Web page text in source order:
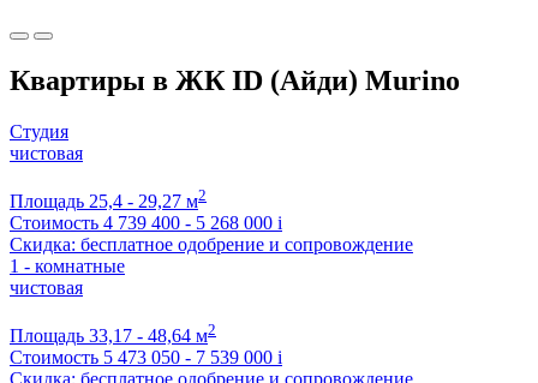
Квартиры в ЖК ID (Айди) Murino
Студия
чистовая
Площадь 25,4 - 29,27 м2
Стоимость 4 739 400 - 5 268 000 i
Скидка: бесплатное одобрение и сопровождение
1 - комнатные
чистовая
Площадь 33,17 - 48,64 м2
Стоимость 5 473 050 - 7 539 000 i